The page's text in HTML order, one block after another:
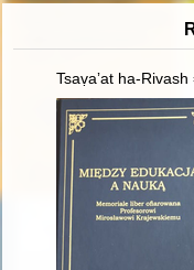
Tsaṿaʼat ha-